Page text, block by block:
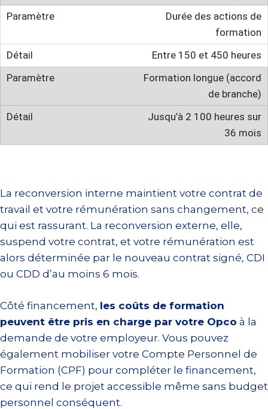
Durée des actions de
formation
Entre 150 et 450 heures
Formation longue (accord
de branche)
Jusqu’à 2 100 heures sur
36 mois
La reconversion interne maintient votre contrat de
travail et votre rémunération sans changement, ce
qui est rassurant. La reconversion externe, elle,
suspend votre contrat, et votre rémunération est
alors déterminée par le nouveau contrat signé, CDI
ou CDD d’au moins 6 mois.
Côté financement, les coûts de formation
peuvent être pris en charge par votre Opco à la
demande de votre employeur. Vous pouvez
également mobiliser votre Compte Personnel de
Formation (CPF) pour compléter le financement,
ce qui rend le projet accessible même sans budget
personnel conséquent.